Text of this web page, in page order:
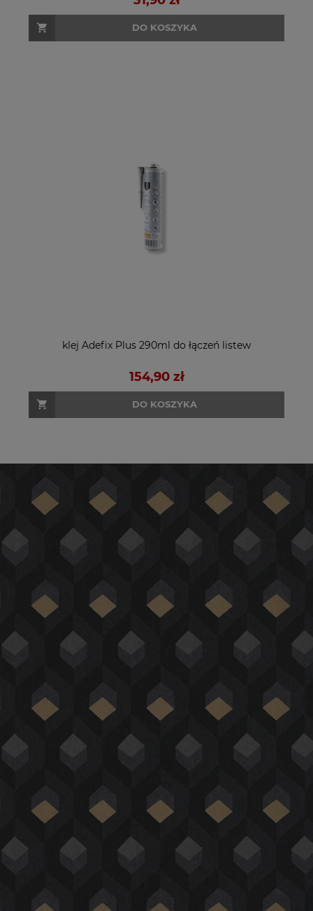
DO KOSZYKA
klej Adefix Plus 290ml do łączeń listew
154,90 zł
DO KOSZYKA